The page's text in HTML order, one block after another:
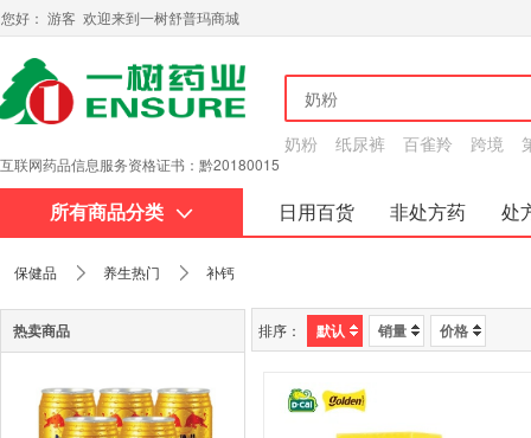
您好： 游客 欢迎来到一树舒普玛商城
互联网药品信息服务资格证书：黔20180015
奶粉 纸尿裤 百雀羚 跨境
所有商品分类 日用百货 非处方药
处
保健品 养生热门 补钙
热卖商品 排序： 默认 销量 价格